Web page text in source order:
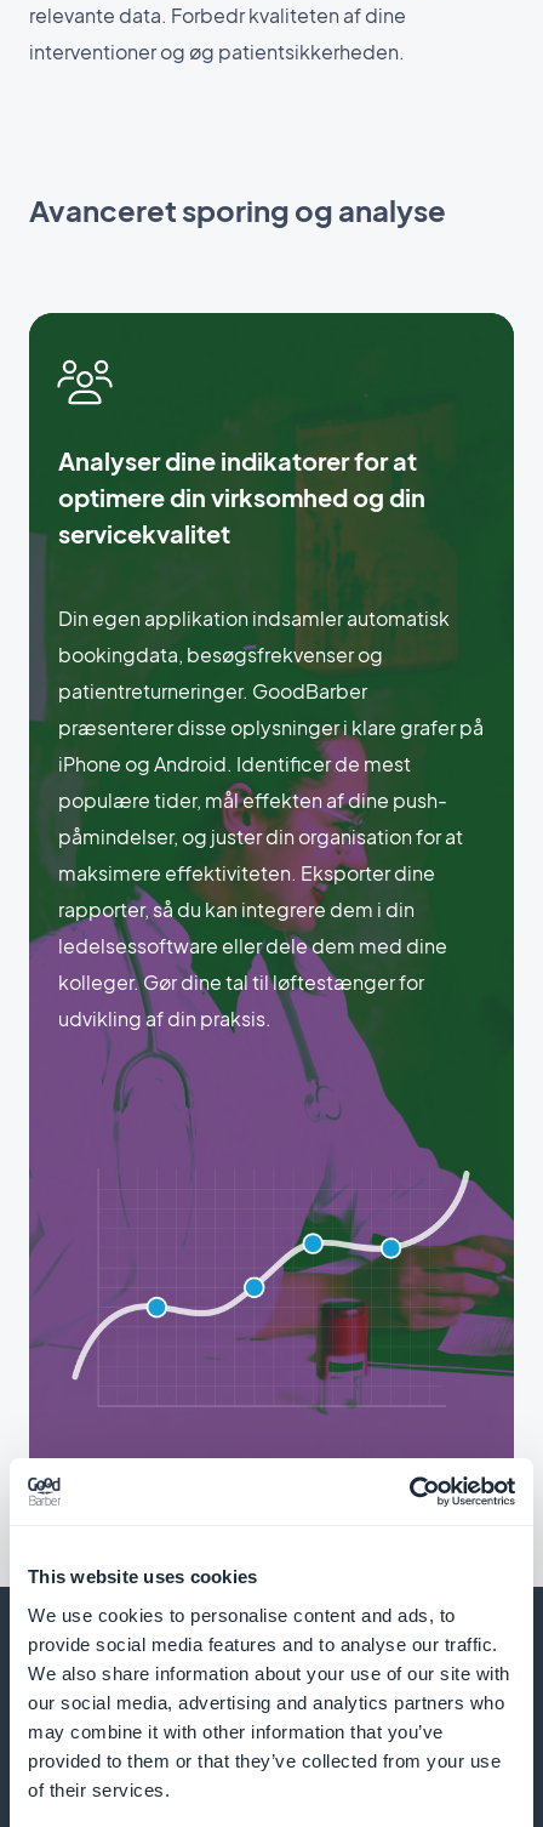
This website uses cookies
We use cookies to personalise content and ads, to
provide social media features and to analyse our traffic.
We also share information about your use of our site with
our social media, advertising and analytics partners who
may combine it with other information that you’ve
provided to them or that they’ve collected from your use
of their services.
relevante data. Forbedr kvaliteten af dine
interventioner og øg patientsikkerheden.
Avanceret sporing og analyse
Analyser dine indikatorer for at
optimere din virksomhed og din
servicekvalitet
Din egen applikation indsamler automatisk
bookingdata, besøgsfrekvenser og
patientreturneringer. GoodBarber
præsenterer disse oplysninger i klare grafer på
iPhone og Android. Identificer de mest
populære tider, mål effekten af dine push-
påmindelser, og juster din organisation for at
maksimere effektiviteten. Eksporter dine
rapporter, så du kan integrere dem i din
ledelsessoftware eller dele dem med dine
kolleger. Gør dine tal til løftestænger for
udvikling af din praksis.
Og meget, meget mere